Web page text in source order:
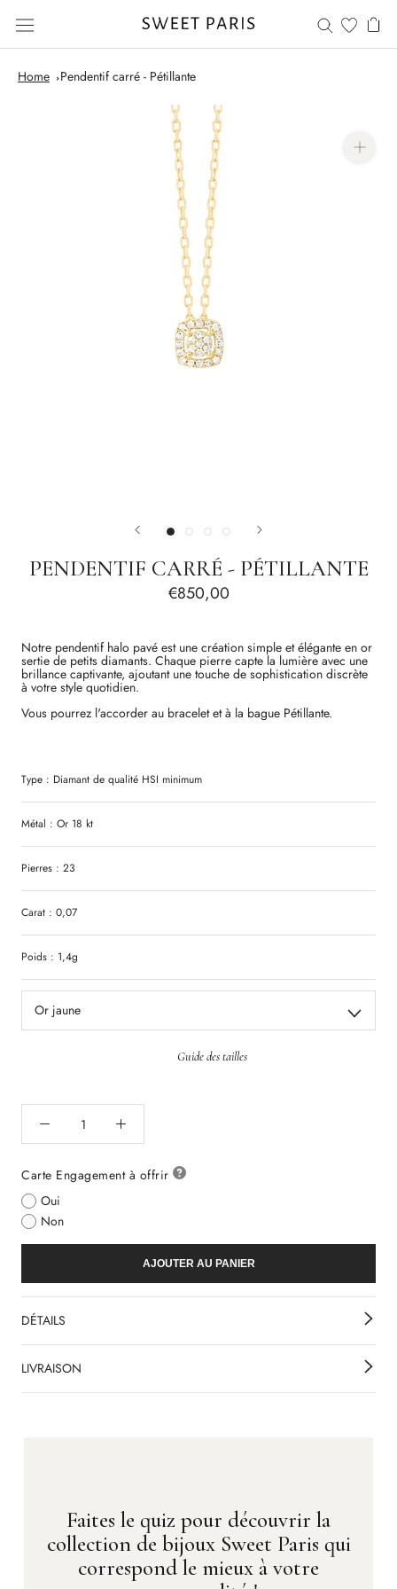
contenu
Home
Pendentif carré - Pétillante
PENDENTIF CARRÉ - PÉTILLANTE
€850,00
Notre pendentif halo pavé est une création simple et élégante en or
sertie de petits diamants. Chaque pierre capte la lumière avec une
brillance captivante, ajoutant une touche de sophistication discrète
à votre style quotidien.
Vous pourrez l'accorder au bracelet et à la bague Pétillante.
Type : Diamant de qualité HSI minimum
Métal : Or 18 kt
Pierres : 23
Carat : 0,07
Poids : 1,4g
Or jaune
Guide des tailles
Carte Engagement à offrir
Oui
Non
AJOUTER AU PANIER
DÉTAILS
LIVRAISON
Faites le quiz pour découvrir la
collection de bijoux Sweet Paris qui
correspond le mieux à votre